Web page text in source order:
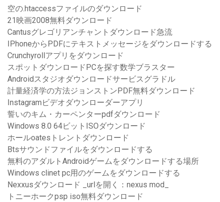
空の.htaccessファイルのダウンロード
21映画2008無料ダウンロード
Cantusグレゴリアンチャントダウンロード急流
IPhoneからPDFにテキストメッセージをダウンロードする
Crunchyrollアプリをダウンロード
スポットダウンロードPCを探す数学ブラスター
Androidスタジオダウンロードサービスグラドル
計量経済学の方法ジョンストンPDF無料ダウンロード
Instagramビデオダウンローダーアプリ
誓いのキム・カーペンターpdfダウンロード
Windows 8.0 64ビットISOダウンロード
ホールoatesトレントダウンロード
Btsサウンドファイルをダウンロードする
無料のアダルトAndroidゲームをダウンロードする場所
Windows clinet pc用のゲームをダウンロードする
Nexxusダウンロード _urlを開く：nexus mod_
トニーホークpsp iso無料ダウンロード